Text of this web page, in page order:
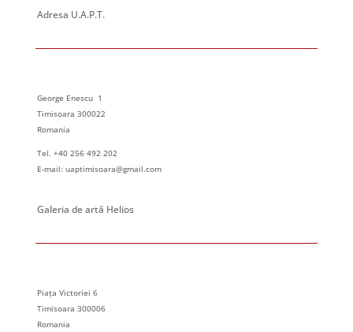
Adresa U.A.P.T.
George Enescu 1
Timisoara 300022
Romania
Tel. +40 256 492 202
E-mail: uaptimisoara@gmail.com
Galeria de artă Helios
Piața Victoriei 6
Timisoara 300006
Romania